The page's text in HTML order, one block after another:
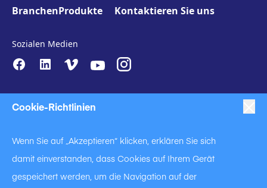
Cookie-Richtlinien
Wenn Sie auf „Akzeptieren“ klicken, erklären Sie sich
damit einverstanden, dass Cookies auf Ihrem Gerät
gespeichert werden, um die Navigation auf der
BranchenProdukte Kontaktieren Sie uns
Sozialen Medien
Anti-Slavery Impressum Datenschutzerklärung